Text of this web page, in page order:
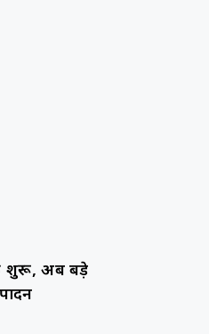
शुरू, अब बड़े